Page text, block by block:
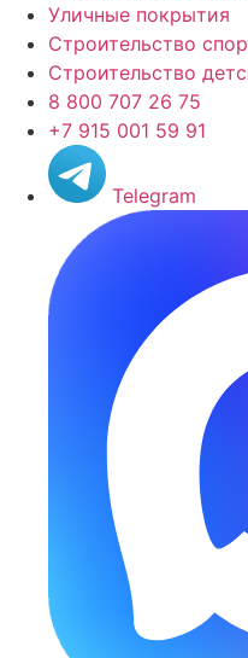
Уличные покрытия
Строительство
Строительство
8 800 707 26 75
+7 915 001 59 91
Telegram